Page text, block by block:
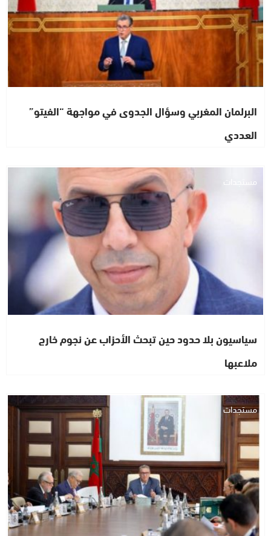
البرلمان المغربي وسؤال الجدوى في مواجهة “الفيتو”
العددي
مستجدات
سياسيون بلا حدود حين تبحث الأحزاب عن نجوم خارج
ملاعبها
مستجدات